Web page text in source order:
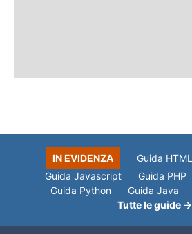
IN EVIDENZA Guida HTML
Guida Javascript
Guida PHP
Guida Python
Guida Java
Tutte le guide →